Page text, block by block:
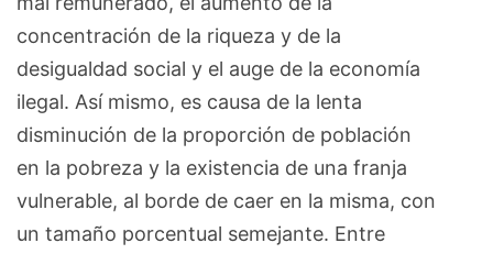
concentración de la riqueza y de la
desigualdad social y el auge de la economía
ilegal. Así mismo, es causa de la lenta
disminución de la proporción de población
en la pobreza y la existencia de una franja
vulnerable, al borde de caer en la misma, con
un tamaño porcentual semejante. Entre